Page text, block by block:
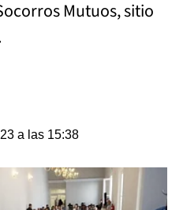
Mutuos, sitio
a las 15:38